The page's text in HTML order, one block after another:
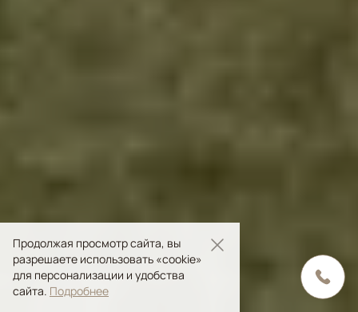
Продолжая просмотр сайта, вы
разрешаете использовать «cookie»
для персонализации и удобства
сайта. Подробнее